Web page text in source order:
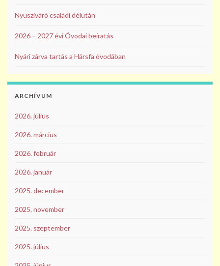
Nyusziváró családi délután
2026 – 2027 évi Óvodai beíratás
Nyári zárva tartás a Hársfa óvodában
ARCHÍVUM
2026. július
2026. március
2026. február
2026. január
2025. december
2025. november
2025. szeptember
2025. július